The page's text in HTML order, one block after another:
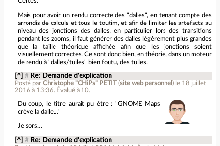
Mais pour avoir un rendu correcte des "dalles", en tenant compte des
arrondis de calculs et tous le toutim, et afin de limiter les artefacts au
niveau des jonctions des dalles, en particulier lors des transitions
pendant les zooms, il faut générer des dalles légèrement plus grandes
que la taille théorique affichée afin que les jonctions soient
visuellement correctes. Ce sont donc bien, en théorie, dans un moteur
de rendu à "dalles/tuiles" bien foutu, des tuiles.
[^] # Re: Demande d'explication
Posté par Christophe "CHiPs" PETIT (site web personnel ) le 18 juillet
2016 à 13:36. Évalué à 10.
Du coup, le titre aurait pu être : "GNOME Maps
crève la dalle…"
Je sors…
[^] # Re: Demande d'explication